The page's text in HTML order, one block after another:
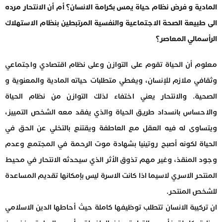
المادية و فرض نظام حياة يمس بكرامة الانسان؟ أم أن الانتحار مرده
الى طبيعة الصحة الاجتماعية والنفسية المرتبطين بنظام الاستهلاك
الرأسمالي المعاصر؟
معلوم أن الحياة تقوم على التوازن وعلى نظام اقتصادي واجتماعي
وثقافي ملازم للإنسان، ويغطي متطلبات حياته المادية والمعنوية و
الصحية. والانتحار يعني اختفاء لذلك التوازن من نظام الحياة
والاحساس بانسداد طريق الحياة والذي يفقد معه الشخص التمييز،
ويتساوى له فيه العقل مع العاطفة ويقتنع بالتخلي عن الحق في
الحياة لكونه أصبح روتينيا بشهادة موت الرحمة في المجتمع وعدم
وجود المنقذ، وغير مهم تذوق الأثر الذي سيحدثه الانتحار في محيط
المنتحر الاسري لاسيما اذا كانت الاسرة ليس بإمكانها تقديم المساعدة
للشخص المنتحر.
ان تركيبة الانسان تتطلب توظيفها كاملة حيث أحاطها الدين الاسلامي